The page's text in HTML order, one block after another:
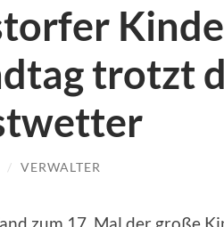
trotzt
/ VERWALTER
zum 17. Mal der große